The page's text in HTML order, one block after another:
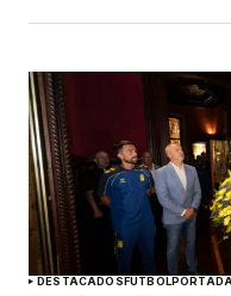
DESTACADOSFÚTBOL